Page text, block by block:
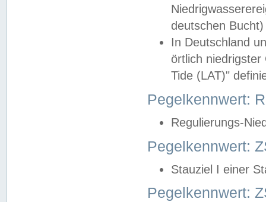
deutschen
In Deutschland
örtlich
Tide (LAT)"
Pegelkennwert:
Regulierungs-
Pegelkennwert:
Stauziel I einer
Pegelkennwert: